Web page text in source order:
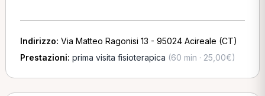
Indirizzo: Via Matteo Ragonisi 13 - 95024 Acireale (CT)
Prestazioni: prima visita fisioterapica (60 min · 25,00€)